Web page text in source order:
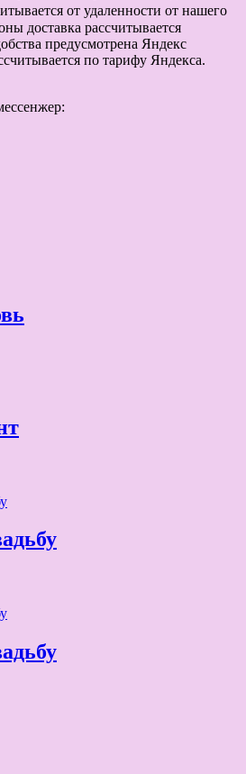
от удаленности от нашего
доставка рассчитывается
предусмотрена Яндекс
по тарифу Яндекса.